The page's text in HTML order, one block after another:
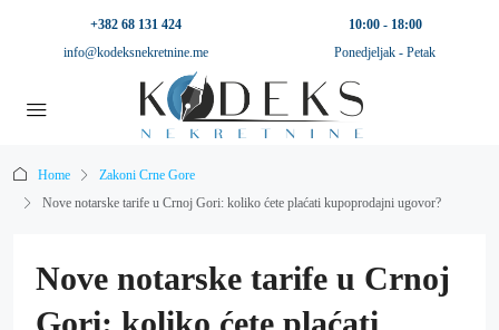
+382 68 131 424
info@kodeksnekretnine.me
10:00 - 18:00
Ponedjeljak - Petak
Home
Zakoni Crne Gore
Nove notarske tarife u Crnoj Gori: koliko ćete plaćati kupoprodajni ugovor?
Nove notarske tarife u Crnoj